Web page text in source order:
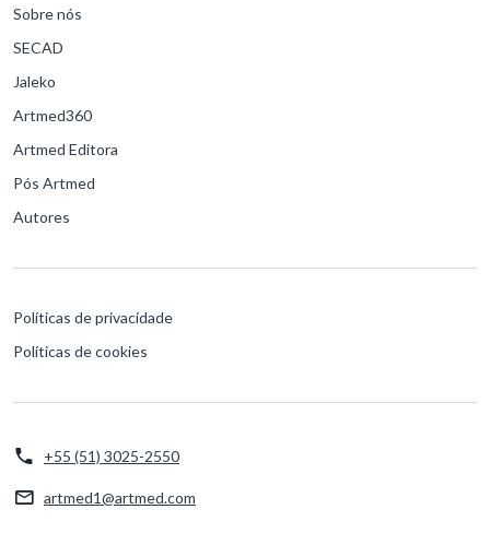
Sobre nós
SECAD
Jaleko
Artmed360
Artmed Editora
Pós Artmed
Autores
Políticas de privacidade
Políticas de cookies
+55 (51) 3025-2550
artmed1@artmed.com